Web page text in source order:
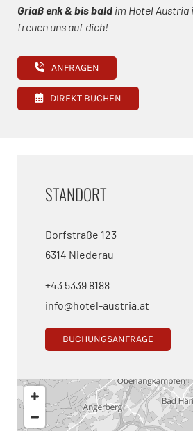
Griaß enk & bis bald im Hotel Austria
freuen uns auf dich!
ANFRAGEN
DIREKT BUCHEN
STANDORT
Dorfstraße 123
6314 Niederau
+43 5339 8188
info@hotel-austria.at
BUCHUNGSANFRAGE